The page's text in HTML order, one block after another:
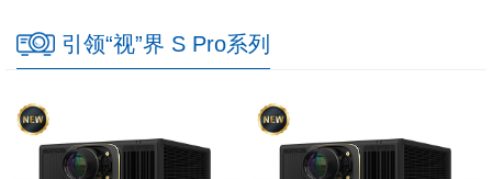
引领“视”界 S Pro系列